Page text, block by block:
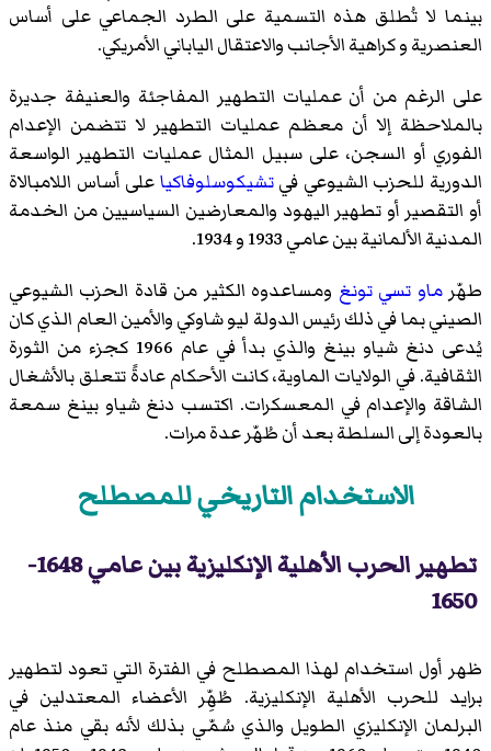
بينما لا تُطلق هذه التسمية على الطرد الجماعي على أساس
العنصرية و كراهية الأجانب والاعتقال الياباني الأمريكي.
على الرغم من أن عمليات التطهير المفاجئة والعنيفة جديرة
بالملاحظة إلا أن معظم عمليات التطهير لا تتضمن الإعدام
الفوري أو السجن، على سبيل المثال عمليات التطهير الواسعة
الدورية للحزب الشيوعي فيتشيكوسلوفاكياعلى أساس اللامبالاة
أو التقصير أو تطهير اليهود والمعارضين السياسيين من الخدمة
المدنية الألمانية بين عامي 1933 و 1934.
طهّرماو تسي تونغ ومساعدوه الكثير من قادة الحزب الشيوعي
الصيني بما في ذلك رئيس الدولة ليو شاوكي والأمين العام الذي كان
يُدعى دنغ شياو بينغ والذي بدأ في عام 1966 كجزء من الثورة
الثقافية. في الولايات الماوية، كانت الأحكام عادةً تتعلق بالأشغال
الشاقة والإعدام في المعسكرات. اكتسب دنغ شياو بينغ سمعة
بالعودة إلى السلطة بعد أن طُهّر عدة مرات.
الاستخدام التاريخي للمصطلح
تطهير الحرب الأهلية الإنكليزية بين عامي 1648-
1650
ظهر أول استخدام لهذا المصطلح في الفترة التي تعود لتطهير
برايد للحرب الأهلية الإنكليزية. طُهِّر الأعضاء المعتدلين في
البرلمان الإنكليزي الطويل والذي سُمّي بذلك لأنه بقي منذ عام